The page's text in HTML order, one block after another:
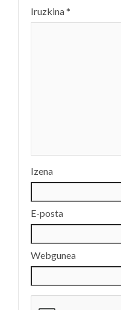
Iruzkina*
Izena
E-posta
Webgunea